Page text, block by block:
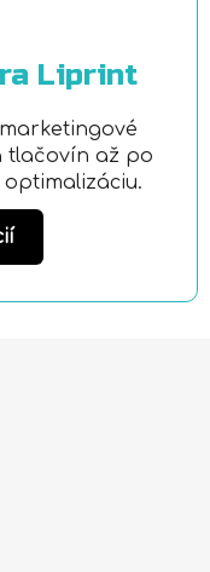
Liprint
tlačovín až po